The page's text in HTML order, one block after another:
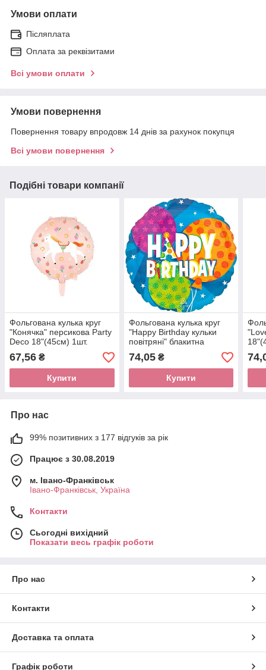
Умови оплати
Післяплата
Оплата за реквізитами
Всі умови оплати
Умови повернення
Повернення товару впродовж 14 днів за рахунок покупця
Всі умови повернення
Подібні товари компанії
Фольгована кулька круг
"Конячка" персикова Party
Deco 18"(45см) 1шт.
67,56 ₴
Купити
Фольгована кулька круг
"Happy Birthday кульки
повітряні" блакитна
Anagram 18"(45см) 1шт.
74,05₴
Купити
Про нас
99% позитивних з 177 відгуків за рік
Працює з 30.08.2019
м. Івано-Франківськ
Івано-Франківськ, Україна
Контакти
Сьогодні вихідний
Показати весь графік роботи
Про нас
Контакти
Доставка та оплата
Графік роботи